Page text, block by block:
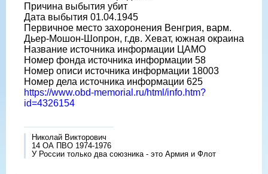
Причина выбытия убит
Дата выбытия 01.04.1945
Первичное место захоронения Венгрия, варм.
Дьер-Мошон-Шопрон, г.дв. Хеват, южная окраина
Название источника информации ЦАМО
Номер фонда источника информации 58
Номер описи источника информации 18003
Номер дела источника информации 625
https://www.obd-memorial.ru/html/info.htm?
id=4326154
Николай Викторович
14 ОА ПВО 1974-1976
У России только два союзника - это Армия и Флот